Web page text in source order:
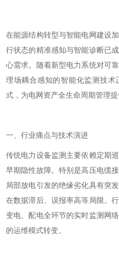
在能源结构转型与智能电网建设
行状态的精准感知与智能诊断已
心需求。随着新型电力系统对可
理场耦合感知的智能化监测技术
式，为电网资产全生命周期管理提
一、行业痛点与技术演进
传统电力设备监测主要依赖定期
早期隐性故障。特别是高压电缆
局部放电引发的绝缘劣化具有突
在数据滞后、误报率高等局限。
变电、配电全环节的实时监测网
的运维模式转变。